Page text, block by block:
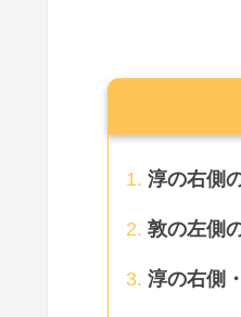
淳の右側
敦の左側
淳の右側